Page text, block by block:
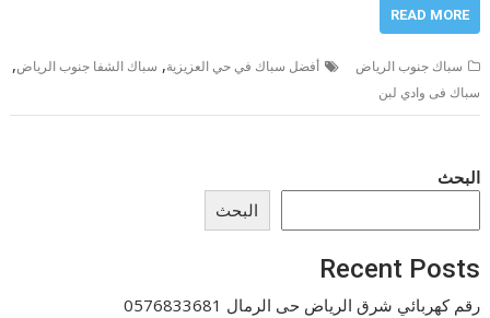
READ MORE
سباك جنوب الرياض أفضل سباك في حي العزيزية, سباك الشفا جنوب الرياض,
سباك فى وادي لبن
البحث
البحث
Recent Posts
رقم كهربائي شرق الرياض حى الرمال 0576833681